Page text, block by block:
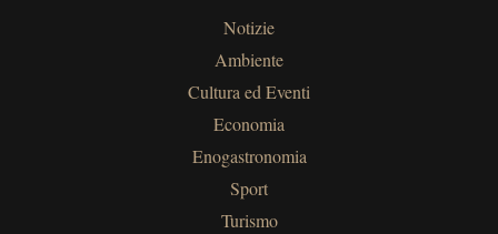
Notizie
Ambiente
Cultura ed Eventi
Economia
Enogastronomia
Sport
Turismo